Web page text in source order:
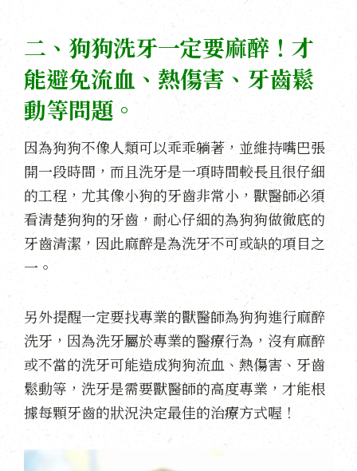
二、狗狗洗牙一定要麻醉！才
能避免流血、熱傷害、牙齒鬆
動等問題。
因為狗狗不像人類可以乖乖躺著，並維持嘴巴張
開一段時間，而且洗牙是一項時間較長且很仔細
的工程，尤其像小狗的牙齒非常小，獸醫師必須
看清楚狗狗的牙齒，耐心仔細的為狗狗做徹底的
牙齒清潔，因此麻醉是為洗牙不可或缺的項目之
一。
另外提醒一定要找專業的獸醫師為狗狗進行麻醉
洗牙，因為洗牙屬於專業的醫療行為，沒有麻醉
或不當的洗牙可能造成狗狗流血、熱傷害、牙齒
鬆動等，洗牙是需要獸醫師的高度專業，才能根
據每顆牙齒的狀況決定最佳的治療方式喔！